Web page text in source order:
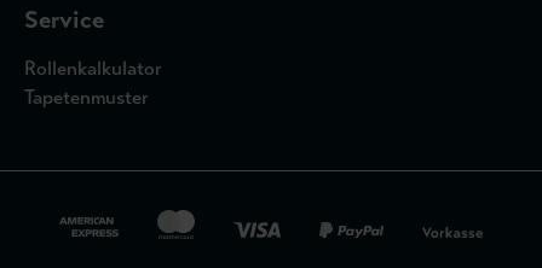
Service
Rollenkalkulator
Tapetenmuster